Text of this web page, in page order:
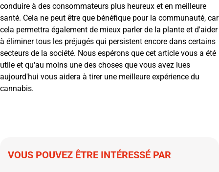
conduire à des consommateurs plus heureux et en meilleure
santé. Cela ne peut être que bénéfique pour la communauté, car
cela permettra également de mieux parler de la plante et d'aider
à éliminer tous les préjugés qui persistent encore dans certains
secteurs de la société. Nous espérons que cet article vous a été
utile et qu'au moins une des choses que vous avez lues
aujourd'hui vous aidera à tirer une meilleure expérience du
cannabis.
VOUS POUVEZ ÊTRE INTÉRESSÉ PAR